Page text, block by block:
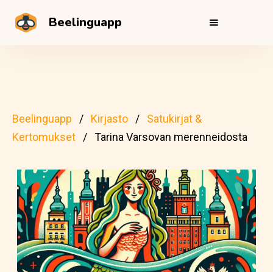
Beelinguapp
Beelinguapp Kirjasto
Satukirjat &
Kertomukset
Tarina Varsovan merenneidosta